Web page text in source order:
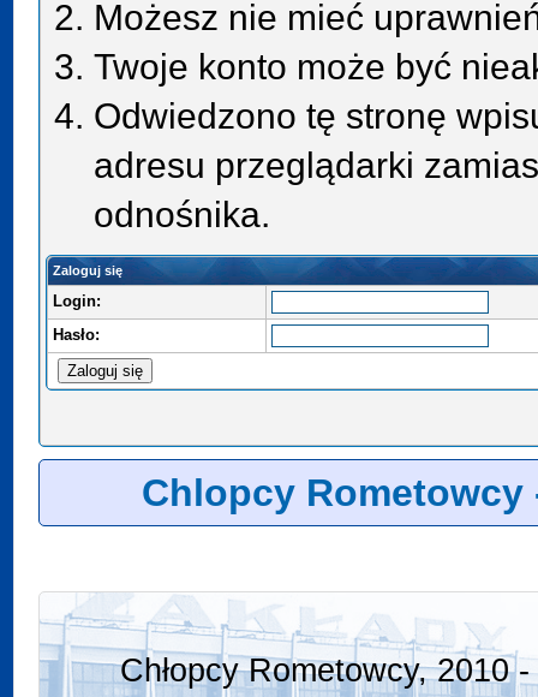
Możesz nie mieć
Twoje konto może być
Odwiedzono tę stronę
adresu przeglądarki
odnośnika.
Zaloguj się
Login:
Hasło:
Chlopcy Rometowcy
Chłopcy Rometowcy, 2010